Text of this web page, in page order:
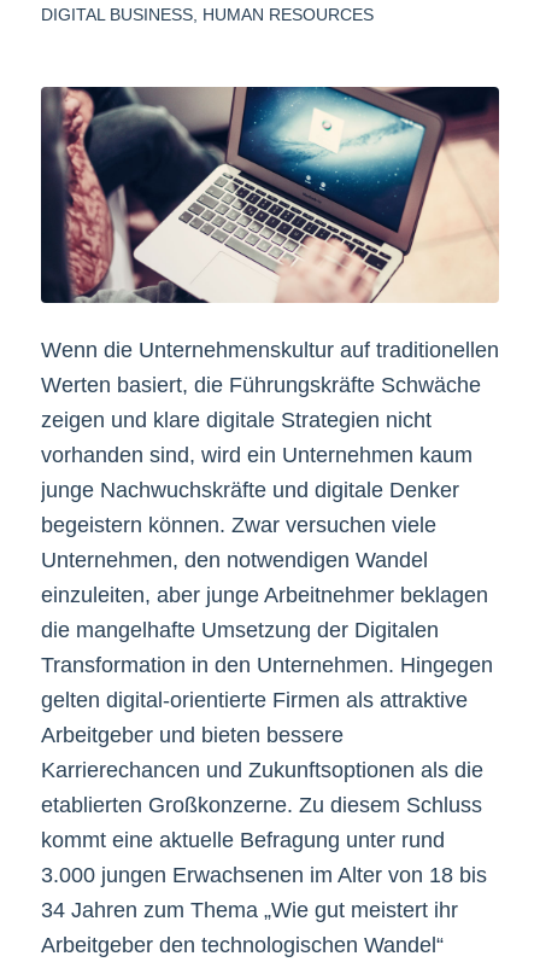
DIGITAL BUSINESS, HUMAN RESOURCES
Wenn die Unternehmenskultur auf traditionellen
Werten basiert, die Führungskräfte Schwäche
zeigen und klare digitale Strategien nicht
vorhanden sind, wird ein Unternehmen kaum
junge Nachwuchskräfte und digitale Denker
begeistern können. Zwar versuchen viele
Unternehmen, den notwendigen Wandel
einzuleiten, aber junge Arbeitnehmer beklagen
die mangelhafte Umsetzung der Digitalen
Transformation in den Unternehmen. Hingegen
gelten digital-orientierte Firmen als attraktive
Arbeitgeber und bieten bessere
Karrierechancen und Zukunftsoptionen als die
etablierten Großkonzerne. Zu diesem Schluss
kommt eine aktuelle Befragung unter rund
3.000 jungen Erwachsenen im Alter von 18 bis
34 Jahren zum Thema „Wie gut meistert ihr
Arbeitgeber den technologischen Wandel“